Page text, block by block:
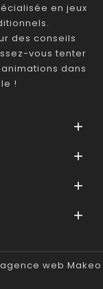
en jeux
des conseils
vous tenter
dans
!




web Makeo